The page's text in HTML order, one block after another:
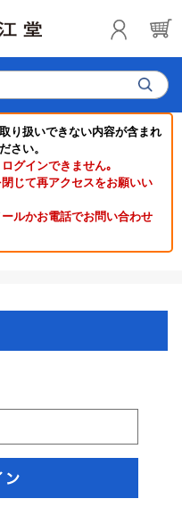
り扱いできない内容が含まれ
さい。
グインできません｡
じて再アクセスをお願いい
ルかお電話でお問い合わせ